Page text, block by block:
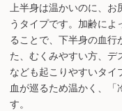
上半身は温かいのに、
うタイプです。加齢によ
ることで、下半身の血行
た、むくみやすい方、デ
なども起こりやすいタイ
血が巡るため温かく、「
す。